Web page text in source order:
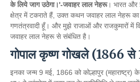
के लिये जाग उठेगा।'-जवाहर लाल नेहरू। भारत और
क्षेत्र में टकराते हैं, उक्त कथन जवाहर लाल नेहरू
गणतंत्रवादी हूँ। और मुझे राजाओं और राजकुमारों में
जवाहर लाल नेहरू से संबंधित है।
गोपाल कृष्ण गोखले (1866 से
इनका जन्म 9 मई, 1866 को कोल्हापुर (महाराष्ट्र)